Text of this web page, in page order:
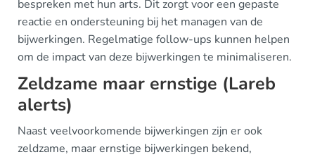
bespreken met hun arts. Dit zorgt voor een gepaste
reactie en ondersteuning bij het managen van de
bijwerkingen. Regelmatige follow-ups kunnen helpen
om de impact van deze bijwerkingen te minimaliseren.
Zeldzame maar ernstige (Lareb
alerts)
Naast veelvoorkomende bijwerkingen zijn er ook
zeldzame, maar ernstige bijwerkingen bekend,